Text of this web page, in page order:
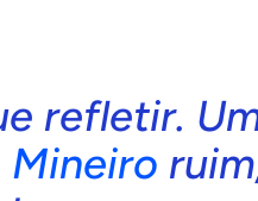
refletir.